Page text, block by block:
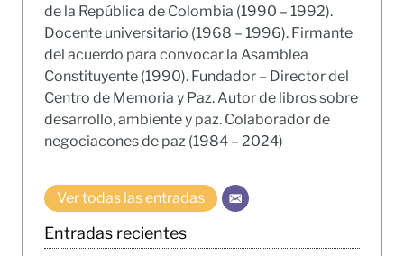
de la República de Colombia (1990 – 1992).
Docente universitario (1968 – 1996). Firmante
del acuerdo para convocar la Asamblea
Constituyente (1990). Fundador – Director del
Centro de Memoria y Paz. Autor de libros sobre
desarrollo, ambiente y paz. Colaborador de
negociacones de paz (1984 – 2024)
Ver todas las entradas
Entradas recientes